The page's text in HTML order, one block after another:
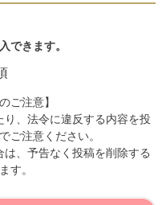
できます。
ご注意】
、法令に違反する内容を投
ご注意ください。
、予告なく投稿を削除する
す。